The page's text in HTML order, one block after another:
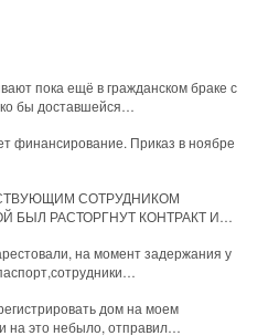
пока ещё в гражданском браке с
бы доставшейся…
финансирование. Приказ в ноябре
СОТРУДНИКОМ
БЫЛ РАСТОРГНУТ КОНТРАКТ И…
на момент задержания у
дом на моем
на это небыло, отправил…